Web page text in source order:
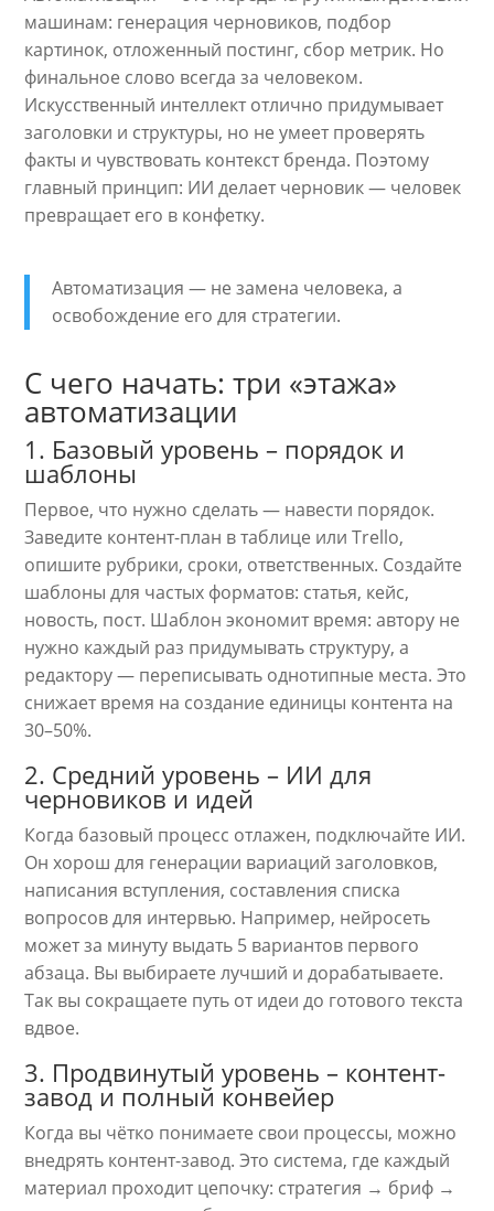
машинам: генерация черновиков, подбор
картинок, отложенный постинг, сбор метрик. Но
финальное слово всегда за человеком.
Искусственный интеллект отлично придумывает
заголовки и структуры, но не умеет проверять
факты и чувствовать контекст бренда. Поэтому
главный принцип: ИИ делает черновик — человек
превращает его в конфетку.
Автоматизация — не замена человека, а
освобождение его для стратегии.
С чего начать: три «этажа»
автоматизации
1. Базовый уровень – порядок и
шаблоны
Первое, что нужно сделать — навести порядок.
Заведите контент-план в таблице или Trello,
опишите рубрики, сроки, ответственных. Создайте
шаблоны для частых форматов: статья, кейс,
новость, пост. Шаблон экономит время: автору не
нужно каждый раз придумывать структуру, а
редактору — переписывать однотипные места. Это
снижает время на создание единицы контента на
30–50%.
2. Средний уровень – ИИ для
черновиков и идей
Когда базовый процесс отлажен, подключайте ИИ.
Он хорош для генерации вариаций заголовков,
написания вступления, составления списка
вопросов для интервью. Например, нейросеть
может за минуту выдать 5 вариантов первого
абзаца. Вы выбираете лучший и дорабатываете.
Так вы сокращаете путь от идеи до готового текста
вдвое.
3. Продвинутый уровень – контент-
завод и полный конвейер
Когда вы чётко понимаете свои процессы, можно
внедрять контент-завод. Это система, где каждый
материал проходит цепочку: стратегия → бриф →